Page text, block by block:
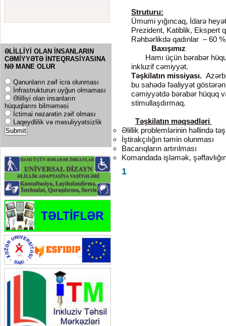
Struturu:
Ümumi yığıncaq, İdarə
Prezident, Katiblik, Ekspert
Rəhbərlikdə qadınlar – 60
Baxışımız
Hamı üçün bərabər
inkluzif cəmiyyət.
Təşkilatın missiyası.
bu sahədə fəaliyyət
cəmiyyətdə bərabər hüquq
stimullaşdırmaq.
Təşkilatın məqsədləri
Əlillik problemlərinin həllində
İştirakçılığın təmin olunması
Bacarıqların artırılması
Komandada işləmək,
1
ƏLİLLİYİ OLAN İNSANLARIN
CƏMİYYƏTƏ İNTEQRASİYASINA
NƏ MANE OLUR
Qanunların zəif icra olunması
İnfrastrukturun uyğun olmaması
Əlilliyi olan insanların
hüquqlarını bilməməsi
İctimai nəzarətin zəif olması
Laqeydlilik və məsuliyyətsizlik